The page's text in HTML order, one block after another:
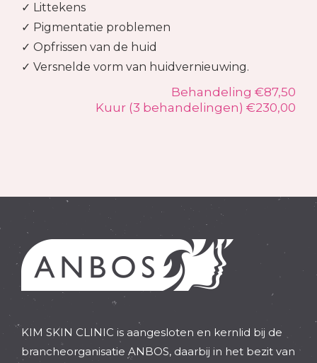
✓ Littekens
✓ Pigmentatie problemen
✓ Opfrissen van de huid
✓ Versnelde vorm van huidvernieuwing.
Behandeling €87,50
Kuur (3 behandelingen) €230,00
KIM SKIN CLINIC is aangesloten en kernlid bij de
brancheorganisatie ANBOS, daarbij in het bezit van